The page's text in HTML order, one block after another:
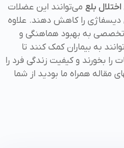
بلع می‌توانند این عضلات
دیسفاژی را کاهش دهند. علاوه
تخصصی به بهبود هماهنگی و
به بیماران کمک کنند تا
را بخورند و کیفیت زندگی فرد را
مقاله همراه ما بودید از شما